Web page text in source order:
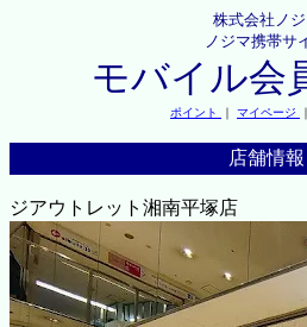
株式会社ノ
ノジマ携帯サ
モバイル会
ポイント ｜ マイページ
店舗情報
ジアウトレット湘南平塚店